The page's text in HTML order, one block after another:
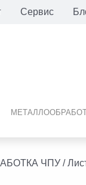
Сервис
ЧПУ /